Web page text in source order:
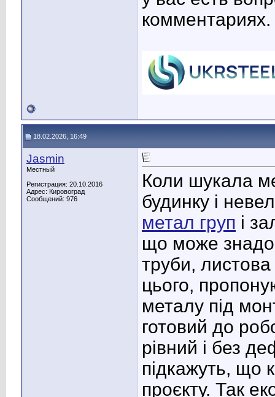
комментариях.
18.02.2026, 16:49
Jasmin
Местный
Регистрация: 20.10.2016
Адрес: Кировоград
Сообщений: 976
Коли шукала
будинку і
метал груп і
що може
труби,
цього,
металу під
готовий до
рівний і без
підкажуть, що
проєкту. Так